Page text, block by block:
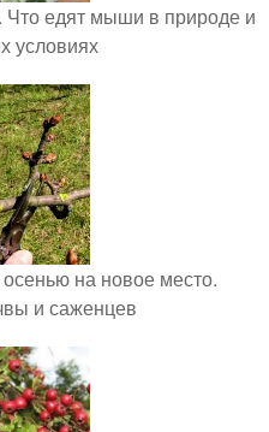
едят мыши в природе и
условиях
на новое место.
и саженцев